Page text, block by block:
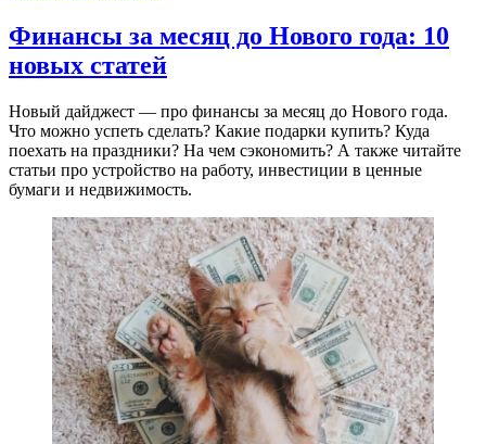
Финансы за месяц до Нового года: 10
новых статей
Новый дайджест — про финансы за месяц до Нового года.
Что можно успеть сделать? Какие подарки купить? Куда
поехать на праздники? На чем сэкономить? А также читайте
статьи про устройство на работу, инвестиции в ценные
бумаги и недвижимость.